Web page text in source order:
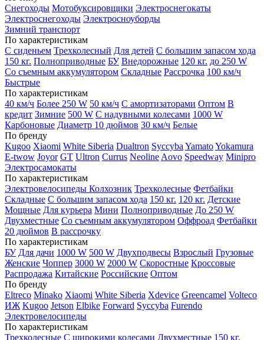
Снегоходы Мотобуксировщики Электроснегокаты
Электроснегоходы Электросноуборды
Зимний транспорт
По характеристикам
С сиденьем Трехколесный Для детей С большим запасом хода
150 кг. Полноприводные БУ Внедорожные 120 кг. до 250 W
Со съемным аккумулятором Складные Рассрочка 100 км/ч
Быстрые
По характеристикам
40 км/ч Более 250 W 50 км/ч С амортизаторами Оптом В
кредит Зимние 500 W С надувными колесами 1000 W
Карбоновые Диаметр 10 дюймов 30 км/ч Белые
По бренду
Kugoo Xiaomi White Siberia Dualtron Syccyba YamatoYokamura
E-twow Joyor GT Ultron Currus Neoline Aovo Speedway Minipro
Электросамокаты
По характеристикам
Электровелосипеды Колхозник Трехколесные Фетбайки
Складные С большим запасом хода 150 кг. 120 кг. Детские
Мощные Для курьера Мини Полноприводные До 250 W
Двухместные Со съемным аккумулятором Оффроад Фетбайки
20 дюймов В рассрочку
По характеристикам
БУ Для дачи 1000 W 500 W Двухподвесы Взрослый Грузовые
Женские Чоппер 3000 W 2000 W Скоростные Кроссовые
Распродажа Китайские Российские Оптом
По бренду
Eltreco Minako Xiaomi White Siberia Xdevice Greencamel Volteco
ИЖ Kugoo Jetson Elbike Forward Syccyba Furendo
Электровелосипеды
По характеристикам
Трехколесные С широкими колесами Двухместные 150 кг.